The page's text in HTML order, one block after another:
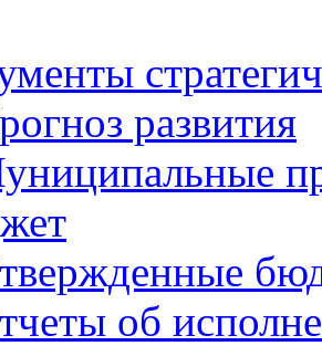
развития
об